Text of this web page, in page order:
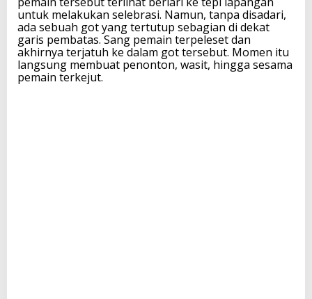
-
1
7
a
t
u
untuk melakukan selebrasi. Namun, tanpa disadari,
ada sebuah got yang tertutup sebagian di dekat
garis pembatas. Sang pemain terpeleset dan
akhirnya terjatuh ke dalam got tersebut. Momen itu
langsung membuat penonton, wasit, hingga sesama
pemain terkejut.